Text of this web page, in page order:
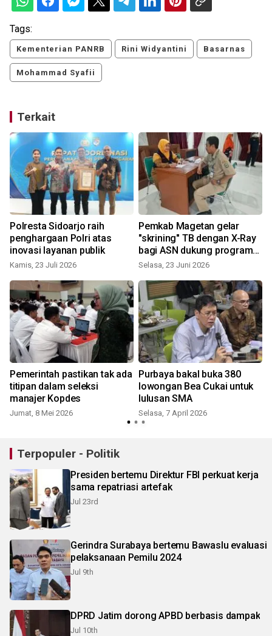
Tags:
Kementerian PANRB Rini Widyantini Basarnas
Mohammad Syafii
Terkait
Polresta Sidoarjo raih
penghargaan Polri atas
inovasi layanan publik
Kamis, 23 Juli 2026
Pemkab Magetan gelar
"skrining" TB dengan X-Ray
bagi ASN dukung program
SATU TB
Selasa, 23 Juni 2026
Pemerintah pastikan tak ada
titipan dalam seleksi
manajer Kopdes
Jumat, 8 Mei 2026
Purbaya bakal buka 380
lowongan Bea Cukai untuk
lulusan SMA
Selasa, 7 April 2026
Terpopuler - Politik
Presiden bertemu Direktur FBI perkuat kerja
sama repatriasi artefak
Jul 23rd
Gerindra Surabaya bertemu Bawaslu evaluasi
pelaksanaan Pemilu 2024
Jul 9th
DPRD Jatim dorong APBD berbasis dampak
Jul 10th